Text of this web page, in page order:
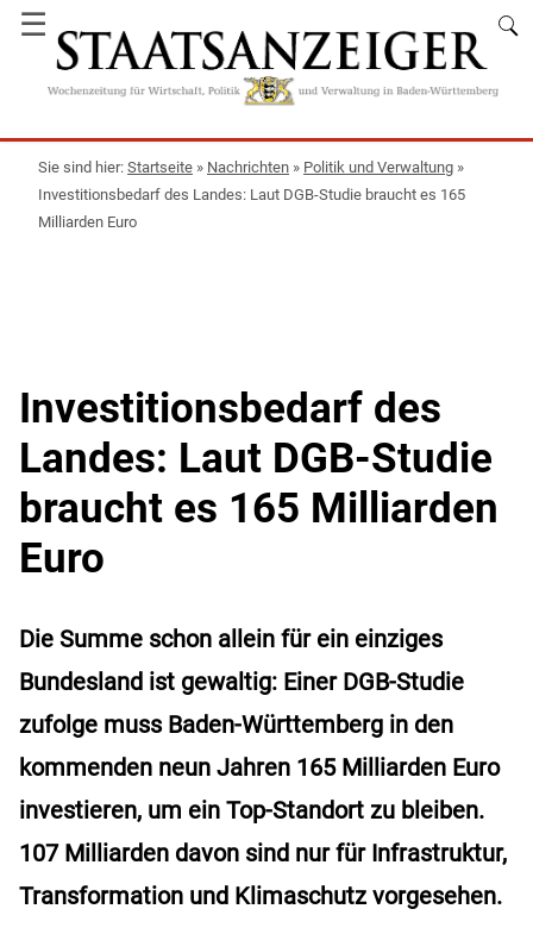
☰
Startseite » Nachrichten » Politik und Verwaltung »
Investitionsbedarf des Landes: Laut DGB-Studie braucht es 165
Milliarden Euro
Investitionsbedarf des
Landes: Laut DGB-Studie
braucht es 165 Milliarden
Euro
Die Summe schon allein für ein einziges
Bundesland ist gewaltig: Einer DGB-Studie
zufolge muss Baden-Württemberg in den
kommenden neun Jahren 165 Milliarden Euro
investieren, um ein Top-Standort zu bleiben.
107 Milliarden davon sind nur für Infrastruktur,
Transformation und Klimaschutz vorgesehen.